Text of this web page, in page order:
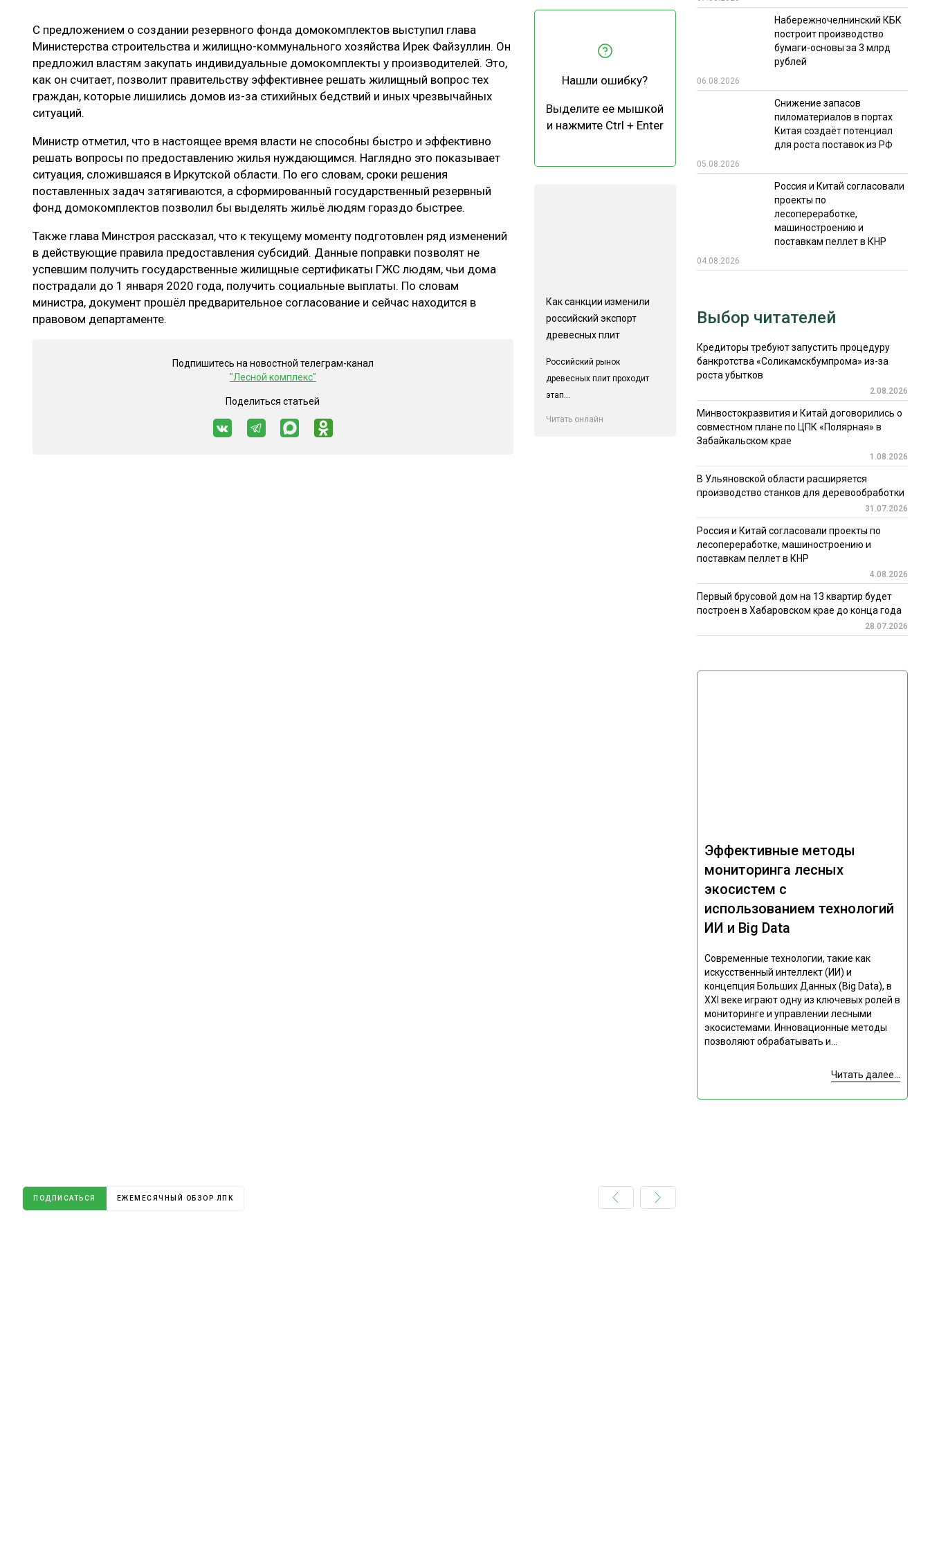
ЛОГИСТИКА
ЦБП
МЕБЕЛЬНОЕ ПРОИЗВОДСТВО ТЕХНОЛОГИИ
ОТРАСЛЕВАЯ ДИСКУССИЯ
ЭКСПЕРТНОЕ МНЕНИЕ
КАЛЕНДАРЬ ВЫСТАВОК ИТОГИ МЕРОПРИЯТИЙ
С предложением о создании резервного фонда домокомплектов выступил глава
Министерства строительства и жилищно-коммунального хозяйства Ирек Файзуллин. Он
предложил властям закупать индивидуальные домокомплекты у производителей. Это,
как он считает, позволит правительству эффективнее решать жилищный вопрос тех
граждан, которые лишились домов из-за стихийных бедствий и иных чрезвычайных
ситуаций.
Министр отметил, что в настоящее время власти не способны быстро и эффективно
решать вопросы по предоставлению жилья нуждающимся. Наглядно это показывает
ситуация, сложившаяся в Иркутской области. По его словам, сроки решения
поставленных задач затягиваются, а сформированный государственный резервный
фонд домокомплектов позволил бы выделять жильё людям гораздо быстрее.
Также глава Минстроя рассказал, что к текущему моменту подготовлен ряд изменений
в действующие правила предоставления субсидий. Данные поправки позволят не
успевшим получить государственные жилищные сертификаты ГЖС людям, чьи дома
пострадали до 1 января 2020 года, получить социальные выплаты. По словам
министра, документ прошёл предварительное согласование и сейчас находится в
правовом департаменте.
Подпишитесь на новостной телеграм-канал
"Лесной комплекс"
Поделиться статьей
Нашли ошибку?
Выделите ее мышкой
и нажмите Ctrl + Enter
Как санкции изменили
российский экспорт
древесных плит
Российский рынок
древесных плит проходит
этап...
Читать онлайн
Набережночелнинский КБК
построит производство
бумаги-основы за 3 млрд
рублей
06.08.2026
Снижение запасов
пиломатериалов в портах
Китая создаёт потенциал
для роста поставок из РФ
05.08.2026
Россия и Китай согласовали
проекты по
лесопереработке,
машиностроению и
поставкам пеллет в КНР
04.08.2026
Эффективные методы
мониторинга лесных
экосистем с
использованием технологий
ИИ и Big Data
Современные технологии, такие как
искусственный интеллект (ИИ) и
концепция Больших Данных (Big Data), в
XXI веке играют одну из ключевых ролей в
мониторинге и управлении лесными
экосистемами. Инновационные методы
позволяют обрабатывать и...
Читать далее...
ПОДПИСАТЬСЯ ЕЖЕМЕСЯЧНЫЙ ОБЗОР ЛПК
Выбор читателей
Кредиторы требуют запустить процедуру
банкротства «Соликамскбумпрома» из-за
роста убытков
2.08.2026
Минвостокразвития и Китай договорились о
совместном плане по ЦПК «Полярная» в
Забайкальском крае
1.08.2026
В Ульяновской области расширяется
производство станков для деревообработки
31.07.2026
Россия и Китай согласовали проекты по
лесопереработке, машиностроению и
поставкам пеллет в КНР
4.08.2026
Первый брусовой дом на 13 квартир будет
построен в Хабаровском крае до конца года
28.07.2026